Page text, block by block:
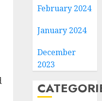
February 2024
January 2024
December
2023